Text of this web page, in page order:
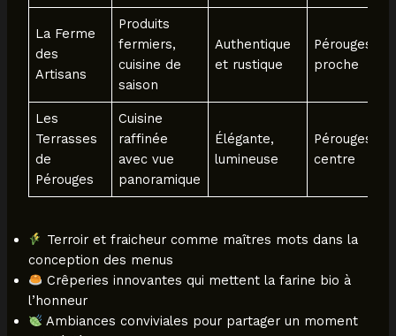
La Ferme
des
Artisans
Produits
fermiers,
cuisine de
saison
Authentique
et rustique
Pérouges
proche
Les
Terrasses
de
Pérouges
Cuisine
raffinée
avec vue
panoramique
Élégante,
lumineuse
Pérouges
centre
Terroir et fraicheur comme maîtres mots dans la
conception des menus
Crêperies innovantes qui mettent la farine bio à
l’honneur
Ambiances conviviales pour partager un moment